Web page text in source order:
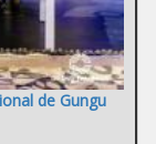
de Gungu